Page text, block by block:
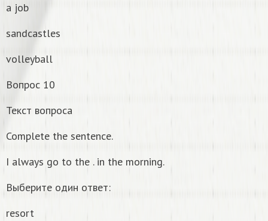
a job
sandcastles
volleyball
Вопрос 10
Текст вопроса
Complete the sentence.
I always go to the . in the morning.
Выберите один ответ:
resort